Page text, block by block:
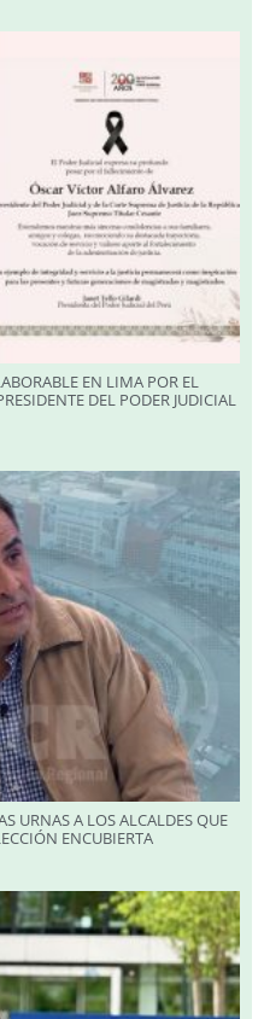
EN LIMA POR EL
DEL PODER JUDICIAL
URNAS A LOS ALCALDES QUE
ENCUBIERTA